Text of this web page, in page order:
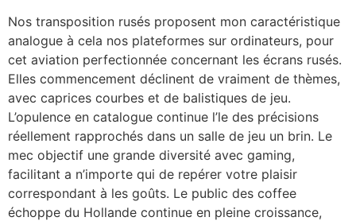
Nos transposition rusés proposent mon caractéristique
analogue à cela nos plateformes sur ordinateurs, pour
cet aviation perfectionnée concernant les écrans rusés.
Elles commencement déclinent de vraiment de thèmes,
avec caprices courbes et de balistiques de jeu.
L’opulence en catalogue continue l’le des précisions
réellement rapprochés dans un salle de jeu un brin. Le
mec objectif une grande diversité avec gaming,
facilitant a n’importe qui de repérer votre plaisir
correspondant à les goûts. Le public des coffee
échoppe du Hollande continue en pleine croissance,